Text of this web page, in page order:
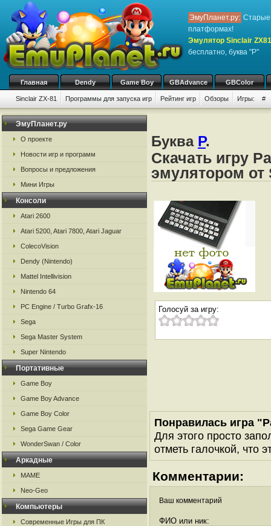
ЭмуПланет.ру: Старые
платформах!
Эмулятор Sinclair ZX81
бесплатно, буква "P"
Главная Dendy Game Boy GBAdvance GBColor
Sinclair ZX-81 Программы для запуска игр Рейтинг игр Обзоры Игры: #
ЭмуПланет.ру
О проекте
Новости игр и программ
Вопросы и предложения
Мини Игры
Консоли
Atari 2600
Atari 5200, Atari 7800, Atari Jaguar
ColecoVision
Dendy (Nintendo)
Mattel Intellivision
Nintendo 64
PC Engine / Turbo Grafx-16
Sega
Sega Master System
Super Nintendo
Портативные
Game Boy
Game Boy Advance
Game Boy Color
Sega Game Gear
WonderSwan / Color
Аркадные
MAME
Neo-Geo
Компьютеры
Современные Игры для ПК
Буква P.
Скачать игру
эмулятором от
Голосуй за игру:
Понравилась игра
Для этого просто
отметь галочкой, что
Комментарии:
Ваш комментарий
ФИО или ник: